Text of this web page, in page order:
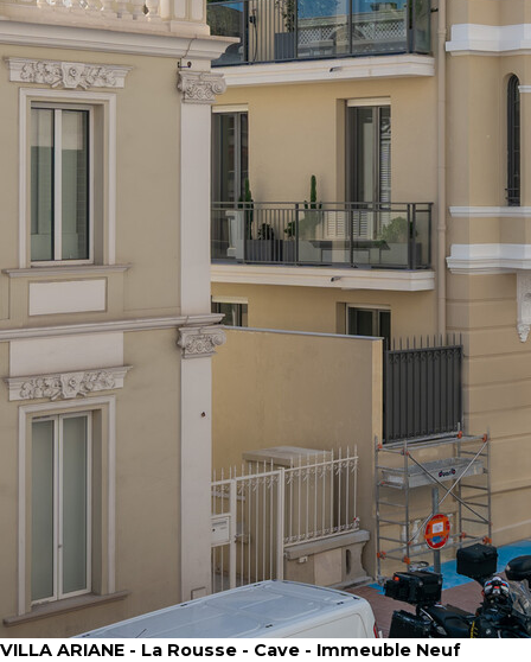
VILLA ARIANE - La Rousse - Cave - Immeuble Neuf